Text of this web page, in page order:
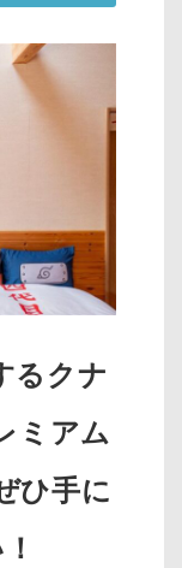
るクナ
ミアム
ひ手に